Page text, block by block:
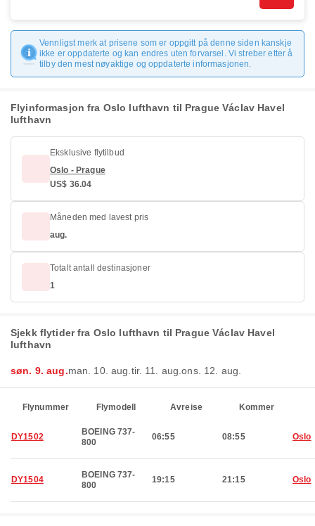
Vennligst merk at prisene som er oppgitt på denne siden kanskje
ikke er oppdaterte og kan endres uten forvarsel. Vi streber etter å
tilby den mest nøyaktige og oppdaterte informasjonen.
Flyinformasjon fra Oslo lufthavn til Prague Václav Havel
lufthavn
Eksklusive flytilbud
Oslo - Prague
US$ 36.04
Måneden med lavest pris
aug.
Totalt antall destinasjoner
1
Sjekk flytider fra Oslo lufthavn til Prague Václav Havel
lufthavn
søn. 9. aug.man. 10. aug. tir. 11. aug.ons. 12. aug.
Flynummer Flymodell Avreise Kommer
DY1502
BOEING 737-
800
06:55 08:55 Oslo
DY1504
BOEING 737-
800
19:15 21:15 Oslo